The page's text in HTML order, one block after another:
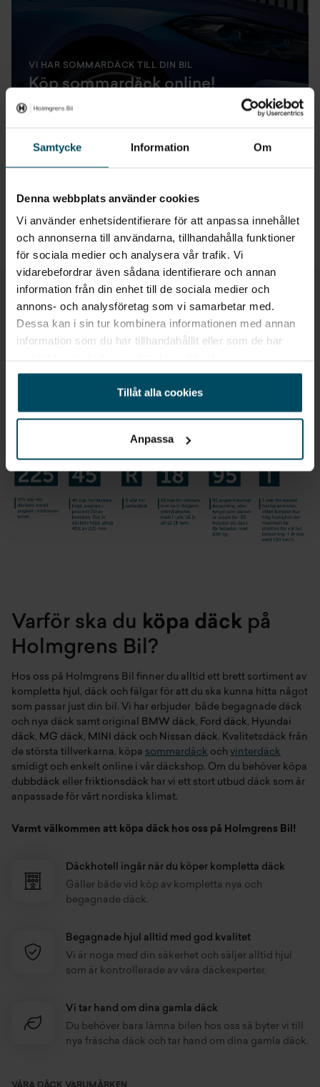
Samtycke Information Om
Denna webbplats använder cookies
Vi använder enhetsidentifierare för att anpassa innehållet
och annonserna till användarna, tillhandahålla funktioner
för sociala medier och analysera vår trafik. Vi
vidarebefordrar även sådana identifierare och annan
information från din enhet till de sociala medier och
annons- och analysföretag som vi samarbetar med.
Dessa kan i sin tur kombinera informationen med annan
information som du har tillhandahållit eller som de har
Tillåt alla cookies
Anpassa
VI HAR SOMMARDÄCK TILL DIN BIL
Köp sommardäck online!
Köp sommardäck online eller hos vår däckverkstad. Vid
Vad betyder däckmärkningen?
Varför ska du köpa däck på
Holmgrens Bil?
Hos oss på Holmgrens Bil finner du alltid ett brett sortiment av
kompletta hjul , däck och fälgar för att du ska kunna hitta något
som passar just din bil. Vi har erbjuder både begagnade däck
och nya däck samt original
BMW däck, Ford däck, Hyundai
däck, MG däck, MINI däck och Nissan däck. Kvalitetsdäck från
de största tillverkarna, köpa sommardäck och vinterdäck
smidigt och enkelt online i vår däckshop. Om du behöver köpa
dubbdäck eller friktionsdäck har vi ett stort utbud däck som är
anpassade för vårt nordiska klimat.
Varmt välkommen att köpa däck hos oss på Holmgrens Bil!
Däckhotell ingår när du köper kompletta däck
Gäller både vid köp av kompletta nya och
begagnade däck.
Begagnade hjul alltid med god kvalitet
Vi är noga med din säkerhet och säljer alltid hjul
som är kontrollerade av våra däckexperter.
Vi tar hand om dina gamla däck
Du behöver bara lämna bilen hos oss så byter vi till
nya fräscha däck och tar hand om dina gamla däck.